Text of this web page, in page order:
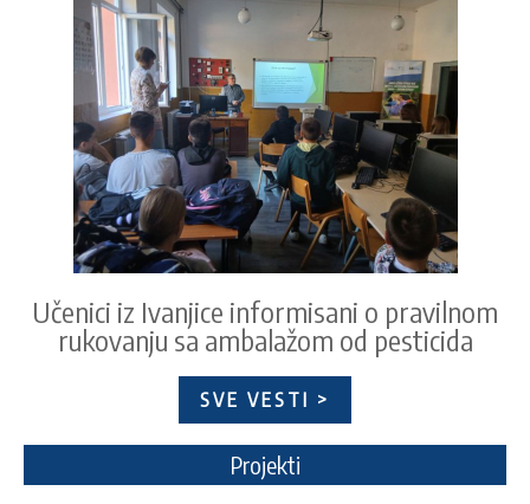
Učenici iz Ivanjice informisani o pravilnom
rukovanju sa ambalažom od pesticida
SVE VESTI >
Projekti